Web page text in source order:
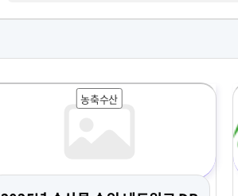
농축수산